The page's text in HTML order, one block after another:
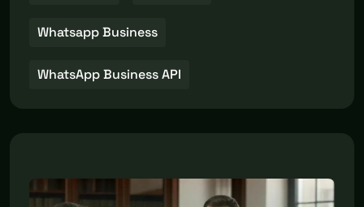
Whatsapp Business
WhatsApp Business API